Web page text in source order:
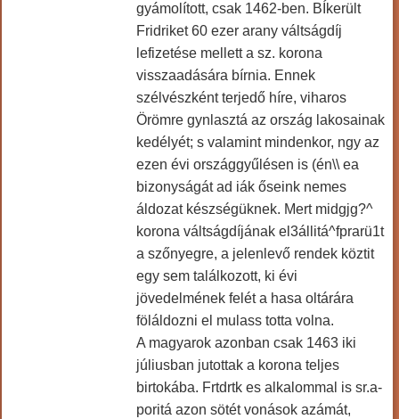
gyámolított, csak 1462-ben. BÍkerült
Fridriket 60 ezer arany váltságdíj
lefizetése mellett a sz. korona
visszaadására bírnia. Ennek
szélvészként terjedő híre, viharos
Örömre gynlasztá az ország lakosainak
kedélyét; s valamint mindenkor, ngy az
ezen évi országgyűlésen is (én\\ ea
bizonyságát ad iák őseink nemes
áldozat készségüknek. Mert midgjg?^
korona váltságdíjának el3állitá^fprarü1t
a szőnyegre, a jelenlevő rendek köztit
egy sem találkozott, ki évi
jövedelmének felét a hasa oltárára
föláldozni el mulass totta volna.
A magyarok azonban csak 1463 iki
júliusban jutottak a korona teljes
birtokába. Frtdrtk es alkalommal is sr.a-
poritá azon sötét vonások azámát,